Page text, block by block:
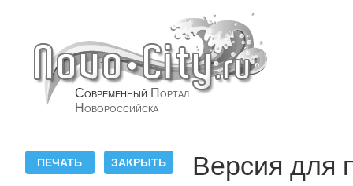
Современный Портал
Новороссийска
Версия для